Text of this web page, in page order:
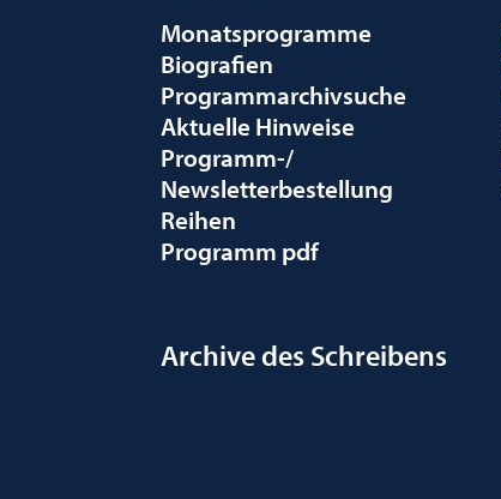
Monatsprogramme
Biografien
Programmarchivsuche
Aktuelle Hinweise
Programm-/
Newsletterbestellung
Reihen
Programm pdf
Archive des Schreibens